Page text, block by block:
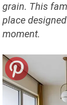
grain. This
place
moment.